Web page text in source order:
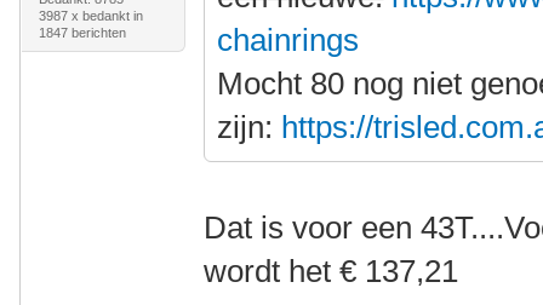
3987 x bedankt in
1847 berichten
chainrings
Mocht 80 nog niet
zijn: https://
Dat is voor een
wordt het € 137,21